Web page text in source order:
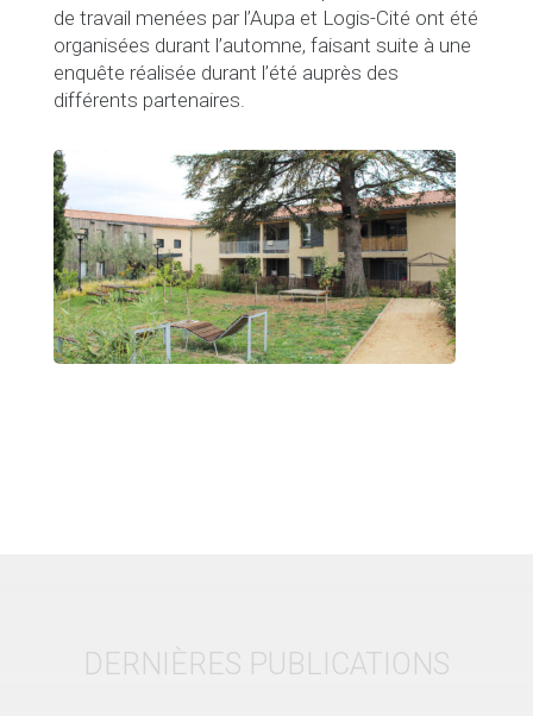
de travail menées par l’Aupa et Logis-Cité ont été
organisées durant l’automne, faisant suite à une
enquête réalisée durant l’été auprès des
différents partenaires.
DERNIÈRES PUBLICATIONS